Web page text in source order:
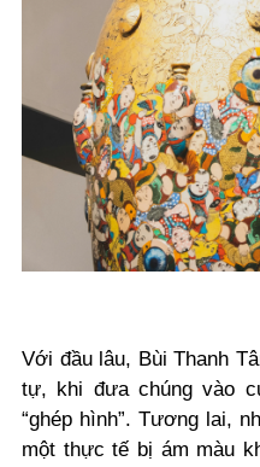
Với đầu lâu, Bùi Thanh
tự, khi đưa chúng vào
“ghép hình”. Tương lai,
một thực tế bị ám màu